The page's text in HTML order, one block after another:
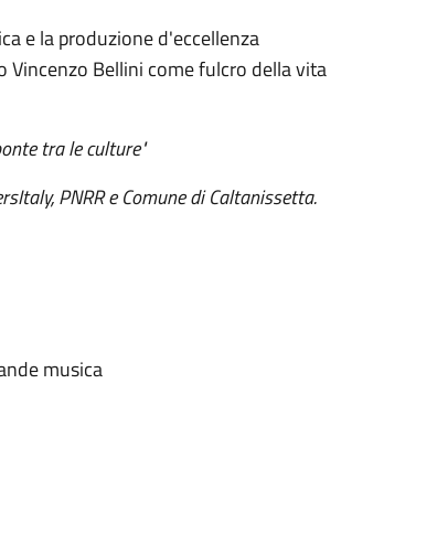
e la produzione d'eccellenza
Bellini come fulcro della vita
tra le culture"
PNRR e Comune di Caltanissetta.
musica